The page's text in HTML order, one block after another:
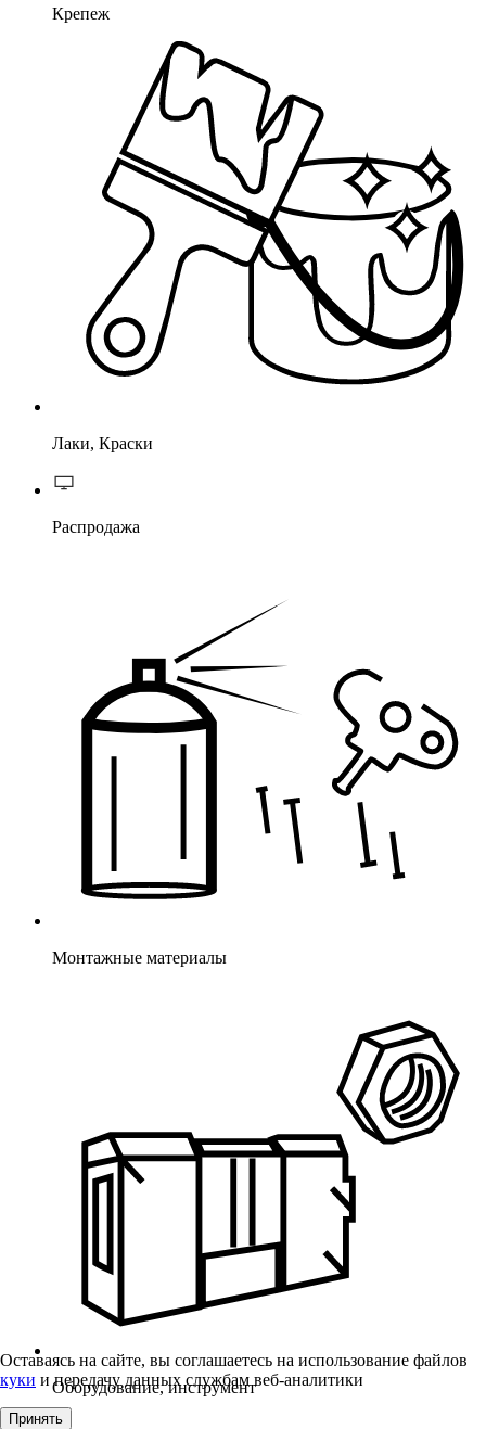
Крепеж
Лаки, Краски
Распродажа
Монтажные материалы
Оборудование, инструмент
Оставаясь на сайте, вы соглашаетесь на использование файлов
куки и передачу данных службам веб-аналитики
Принять